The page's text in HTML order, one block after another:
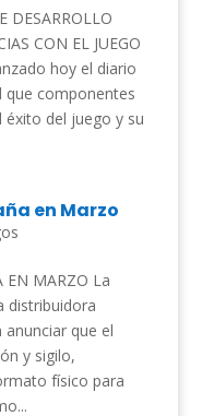
DESARROLLO
CON EL JUEGO
hoy el diario
que componentes
éxito del juego y su
en Marzo
EN MARZO La
distribuidora
que el
y sigilo,
físico para